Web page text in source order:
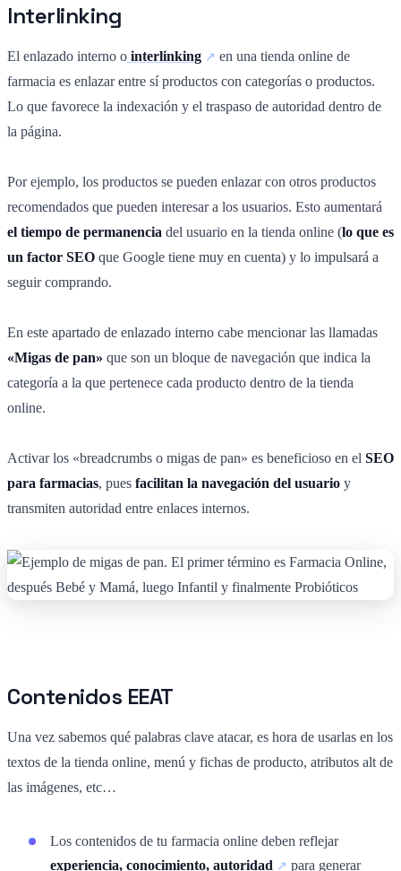
Interlinking
El enlazado interno o interlinking
en una tienda online de
farmacia es enlazar entre sí productos con categorías o productos.
Lo que favorece la indexación y el traspaso de autoridad dentro de
la página.
Por ejemplo, los productos se pueden enlazar con otros productos
recomendados que pueden interesar a los usuarios. Esto aumentará
el tiempo de permanencia del usuario en la tienda online (lo que es
un factor SEO que Google tiene muy en cuenta) y lo impulsará a
seguir comprando.
En este apartado de enlazado interno cabe mencionar las llamadas
«Migas de pan» que son un bloque de navegación que indica la
categoría a la que pertenece cada producto dentro de la tienda
online.
Activar los «breadcrumbs o migas de pan» es beneficioso en el SEO
para farmacias, pues facilitan la navegación del usuario y
transmiten autoridad entre enlaces internos.
Contenidos EEAT
Una vez sabemos qué palabras clave atacar, es hora de usarlas en los
textos de la tienda online, menú y fichas de producto, atributos alt de
las imágenes, etc…
Los contenidos de tu farmacia online deben reflejar
experiencia, conocimiento, autoridad
para generar